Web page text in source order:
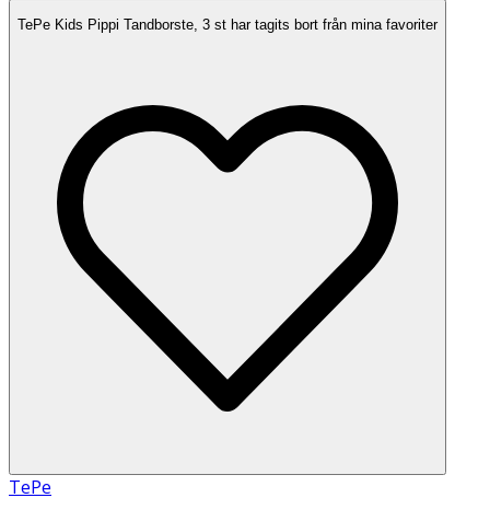
TePe Kids Pippi Tandborste, 3 st har tagits bort från mina favoriter
TePe